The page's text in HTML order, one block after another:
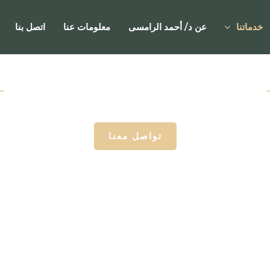
خدماتنا عن د/ أحمد الرامسى معلومات عنا اتصل بنا
خدماتنا
تواصل معنا